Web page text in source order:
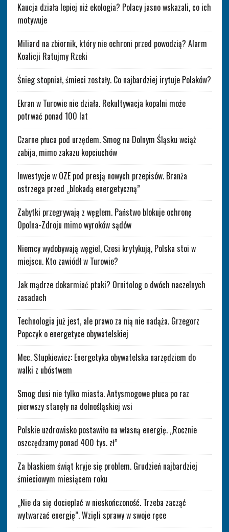
Kaucja działa lepiej niż ekologia? Polacy jasno wskazali, co ich
motywuje
Miliard na zbiornik, który nie ochroni przed powodzią? Alarm
Koalicji Ratujmy Rzeki
Śnieg stopniał, śmieci zostały. Co najbardziej irytuje Polaków?
Ekran w Turowie nie działa. Rekultywacja kopalni może
potrwać ponad 100 lat
Czarne płuca pod urzędem. Smog na Dolnym Śląsku wciąż
zabija, mimo zakazu kopciuchów
Inwestycje w OZE pod presją nowych przepisów. Branża
ostrzega przed „blokadą energetyczną”
Zabytki przegrywają z węglem. Państwo blokuje ochronę
Opolna-Zdroju mimo wyroków sądów
Niemcy wydobywają węgiel, Czesi krytykują, Polska stoi w
miejscu. Kto zawiódł w Turowie?
Jak mądrze dokarmiać ptaki? Ornitolog o dwóch naczelnych
zasadach
Technologia już jest, ale prawo za nią nie nadąża. Grzegorz
Popczyk o energetyce obywatelskiej
Mec. Stupkiewicz: Energetyka obywatelska narzędziem do
walki z ubóstwem
Smog dusi nie tylko miasta. Antysmogowe płuca po raz
pierwszy stanęły na dolnośląskiej wsi
Polskie uzdrowisko postawiło na własną energię. „Rocznie
oszczędzamy ponad 400 tys. zł”
Za blaskiem świąt kryje się problem. Grudzień najbardziej
śmieciowym miesiącem roku
„Nie da się docieplać w nieskończoność. Trzeba zacząć
wytwarzać energię”. Wzięli sprawy w swoje ręce